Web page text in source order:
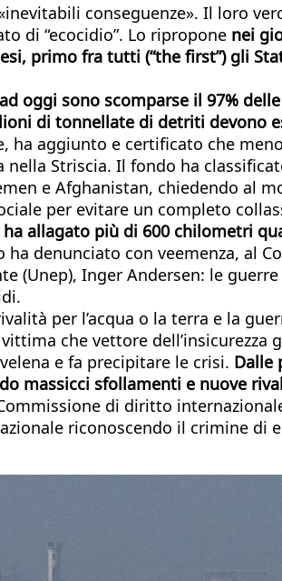
conseguenze». Il loro
di “ecocidio”. Lo ripropone nei
primo fra tutti (“the first”) gli
oggi sono scomparse il 97%
di tonnellate di detriti devono
ha aggiunto e certificato che
Striscia. Il fondo ha
e Afghanistan, chiedendo al
per evitare un completo
allagato più di 600 chilometri
ha denunciato con veemenza, al
(Unep), Inger Andersen: le
per l’acqua o la terra e la
che vettore
e fa precipitare le crisi. Dalle
massicci sfollamenti e nuove
di diritto
riconoscendo il crimine